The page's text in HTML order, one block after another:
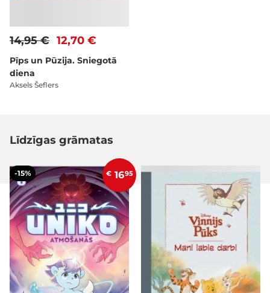
12,70 €
14,95 €
Pīps un Pūzija. Sniegotā
diena
Aksels Šeflers
Līdzīgas grāmatas
-15% € 1695